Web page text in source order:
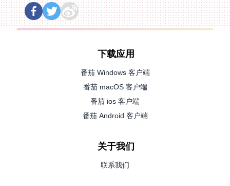
下载应用
番茄 Windows 客户端
番茄 macOS 客户端
番茄 ios 客户端
番茄 Android 客户端
关于我们
联系我们